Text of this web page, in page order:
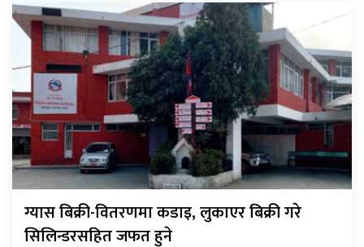
ग्यास बिक्री-वितरणमा कडाइ, लुकाएर बिक्री गरे
सिलिन्डरसहित जफत हुने